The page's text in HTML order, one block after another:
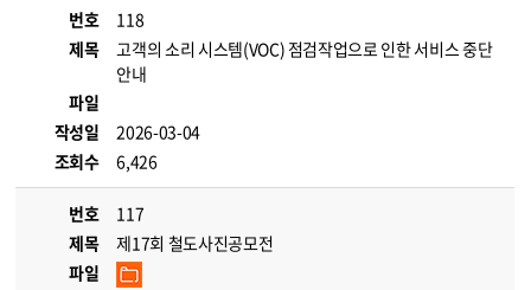
번호
118
제목
고객의 소리 시스템(VOC) 점검작업으로 인한 서비스 중단
안내
파일
작성일
2026-03-04
조회수
6,426
번호
117
제목
제17회 철도사진공모전
파일